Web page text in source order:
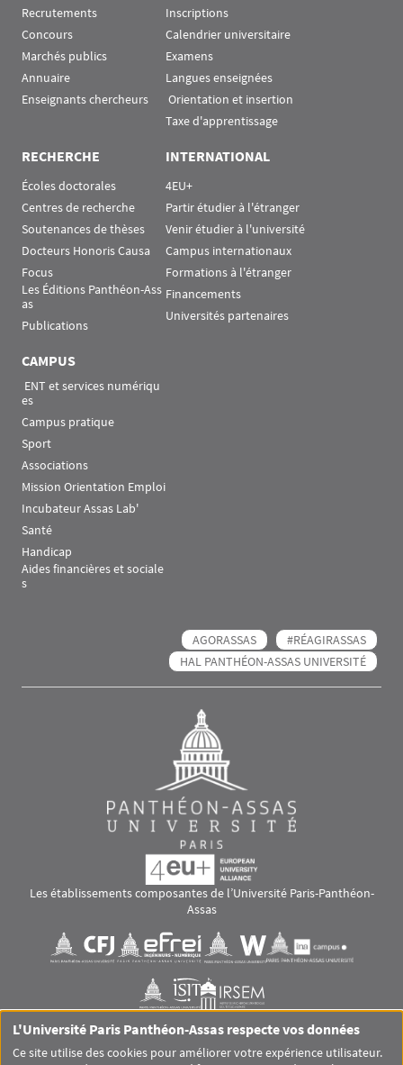
Recrutements
Concours
Marchés publics
Annuaire
Enseignants chercheurs
Inscriptions
Calendrier universitaire
Examens
Langues enseignées
Orientation et insertion
Taxe d'apprentissage
RECHERCHE
Écoles doctorales
Centres de recherche
Soutenances de thèses
Docteurs Honoris Causa
Focus
Les Éditions Panthéon-Ass
as
Publications
INTERNATIONAL
4EU+
Partir étudier à l'étranger
Venir étudier à l'université
Campus internationaux
Formations à l'étranger
Financements
Universités partenaires
CAMPUS
es
Campus pratique
Sport
Associations
Mission Orientation Emploi
Incubateur Assas Lab'
Santé
Handicap
Aides financières et sociale
s
AGORASSAS
#RÉAGIRASSAS
HAL PANTHÉON-ASSAS UNIVERSITÉ
Les établissements composantes de l’Université Paris-Panthéon-
Assas
Visuel svgVisuel svg Visuel svgVisuel svg
Visuel svgVisuel svg
RS footer
L'Université Paris Panthéon-Assas respecte vos données
Ce site utilise des cookies pour améliorer votre expérience utilisateur.